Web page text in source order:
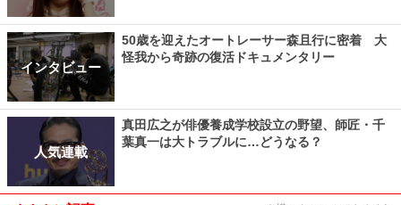
インタビュー
50歳を迎えたオートレーサー森且行に密着 大
怪我から奇跡の復活ドキュメンタリー
人気連載
真田広之が俳優養成学校設立の野望、師匠・千
葉真一は大トラブルに…どうなる？